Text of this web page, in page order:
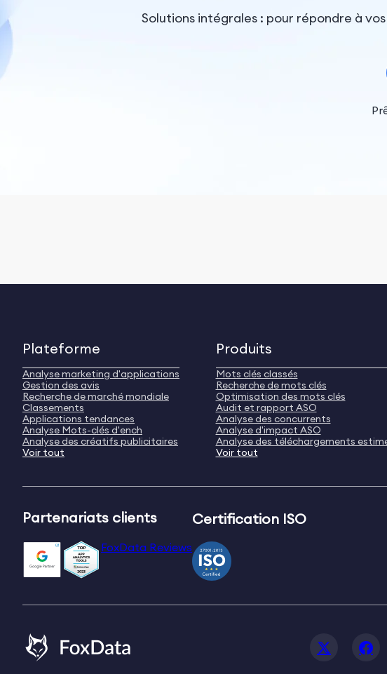
Solutions intégrales : pour répondre à
Plateforme
Analyse marketing d'applications
Gestion des avis
Recherche de marché mondiale
Classements
Applications tendances
Analyse Mots-clés d'ench
Analyse des créatifs publicitaires
Voir tout
Produits
Mots clés classés
Recherche de mots clés
Optimisation des mots clés
Audit et rapport ASO
Analyse des concurrents
Analyse d'impact ASO
Analyse des téléchargements
Voir tout
Partenariats clients
FoxData Reviews
Certification ISO